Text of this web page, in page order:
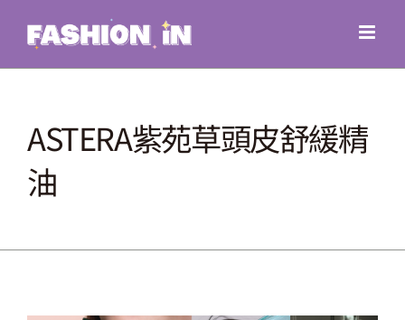
content
ASTERA紫苑草頭皮舒緩精
油